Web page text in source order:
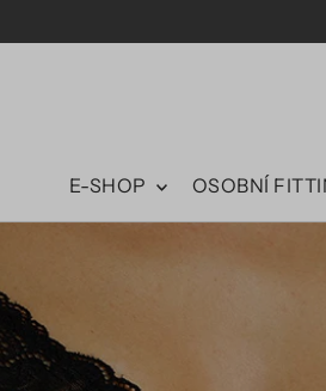
E-SHOP OSOBNÍ